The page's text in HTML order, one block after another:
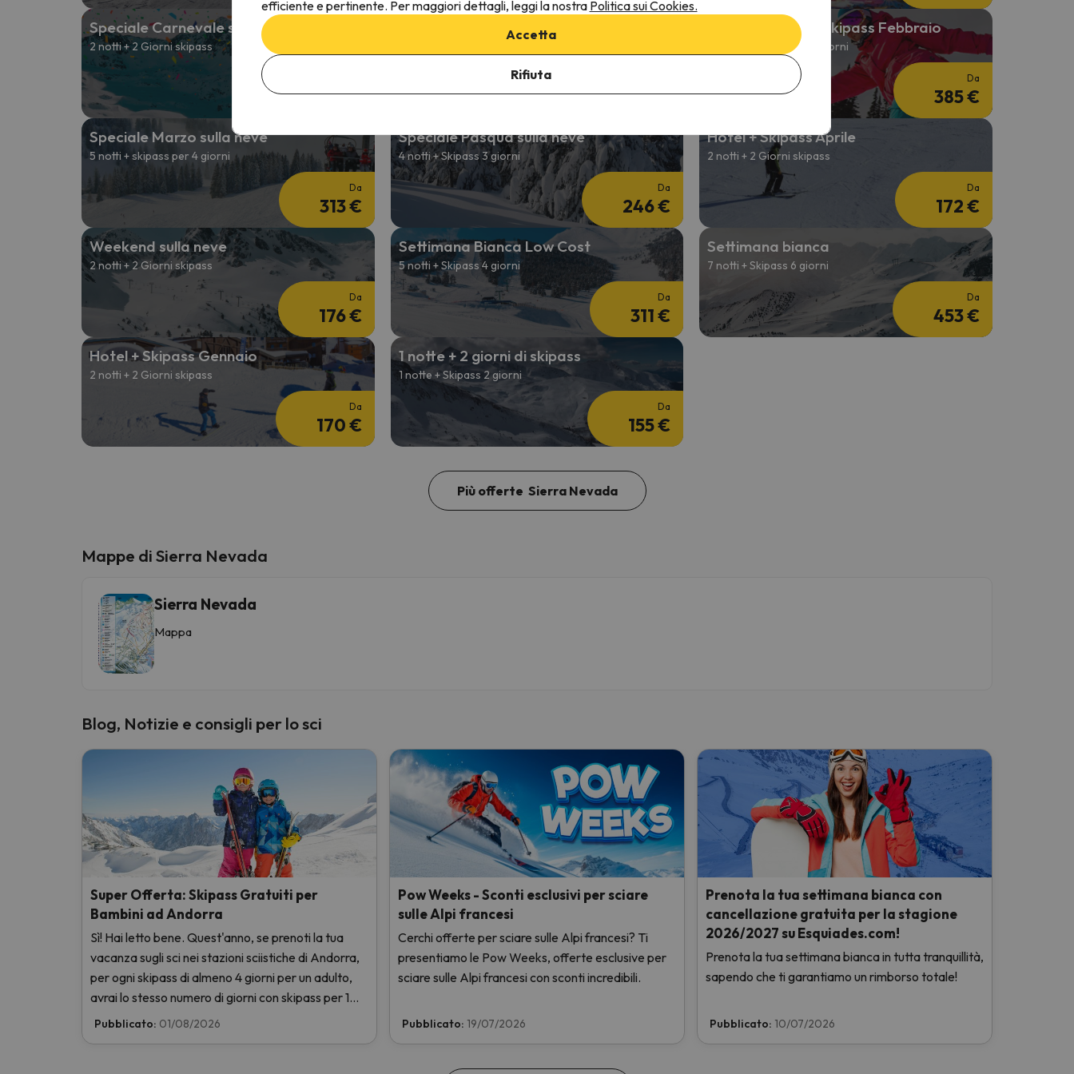
Speciale Carnevale sulla neve
2 notti + 2 Giorni skipass
157 €
Febbraio sulla neve
163 €
Speciale Hotel + Skipass Febbraio
7 notti + Skipass per 6 giorni
Da
385 €
Speciale Marzo sulla neve
5 notti + skipass per 4 giorni
Da
313 €
Speciale Pasqua sulla neve
4 notti + Skipass 3 giorni
Da
246 €
Hotel + Skipass Aprile
2 notti + 2 Giorni skipass
Da
172 €
Weekend sulla neve
2 notti + 2 Giorni skipass
Da
176 €
Settimana Bianca Low Cost
5 notti + Skipass 4 giorni
Da
311 €
Settimana bianca
7 notti + Skipass 6 giorni
Da
453 €
Hotel + Skipass Gennaio
2 notti + 2 Giorni skipass
Da
170 €
1 notte + 2 giorni di skipass
1 notte + Skipass 2 giorni
Da
155 €
Più offerte Sierra Nevada
Mappe di Sierra Nevada
Sierra Nevada
Mappa
Blog, Notizie e consigli per lo sci
Super Offerta: Skipass Gratuiti per
Bambini ad Andorra
Sì! Hai letto bene. Quest'anno, se prenoti la tua
vacanza sugli sci nei stazioni sciistiche di Andorra,
per ogni skipass di almeno 4 giorni per un adulto,
avrai lo stesso numero di giorni con skipass per 1
bambino totalmente GRATIS. Entra e scoprilo qui.
Pubblicato: 01/08/2026
Pow Weeks - Sconti esclusivi per sciare
sulle Alpi francesi
Cerchi offerte per sciare sulle Alpi francesi? Ti
presentiamo le Pow Weeks, offerte esclusive per
sciare sulle Alpi francesi con sconti incredibili.
Pubblicato: 19/07/2026
Prenota la tua settimana bianca con
cancellazione gratuita per la stagione
2026/2027 su Esquiades.com!
Prenota la tua settimana bianca in tutta tranquillità,
sapendo che ti garantiamo un rimborso totale!
Pubblicato: 10/07/2026
efficiente e pertinente. Per maggiori dettagli, leggi la nostra Politica sui Cookies.
Accetta
Rifiuta